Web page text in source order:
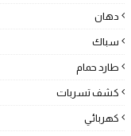
دهان
سباك
طارد حمام
كشف تسربات
كهربائي